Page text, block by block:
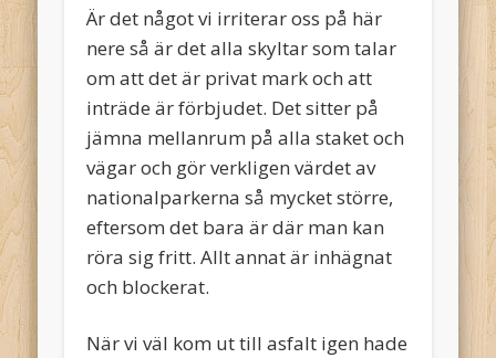
Är det något vi irriterar oss på här
nere så är det alla skyltar som talar
om att det är privat mark och att
inträde är förbjudet. Det sitter på
jämna mellanrum på alla staket och
vägar och gör verkligen värdet av
nationalparkerna så mycket större,
eftersom det bara är där man kan
röra sig fritt. Allt annat är inhägnat
och blockerat.
När vi väl kom ut till asfalt igen hade